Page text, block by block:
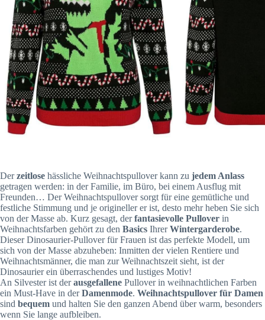
Derzeitlose hässliche Weihnachtspullover kann zu jedem Anlass
getragen werden: in der Familie, im Büro, bei einem Ausflug mit
Freunden… Der Weihnachtspullover sorgt für eine gemütliche und
festliche Stimmung und je origineller er ist, desto mehr heben Sie sich
von der Masse ab. Kurz gesagt, derfantasievolle Pullover in
Weihnachtsfarben gehört zu den Basics IhrerWintergarderobe.
Dieser Dinosaurier-Pullover für Frauen ist das perfekte Modell, um
sich von der Masse abzuheben: Inmitten der vielen Rentiere und
Weihnachtsmänner, die man zur Weihnachtszeit sieht, ist der
Dinosaurier ein überraschendes und lustiges Motiv!
An Silvester ist derausgefallene Pullover in weihnachtlichen Farben
ein Must-Have in derDamenmode. Weihnachtspullover für Damen
sind bequem und halten Sie den ganzen Abend über warm, besonders
wenn Sie lange aufbleiben.